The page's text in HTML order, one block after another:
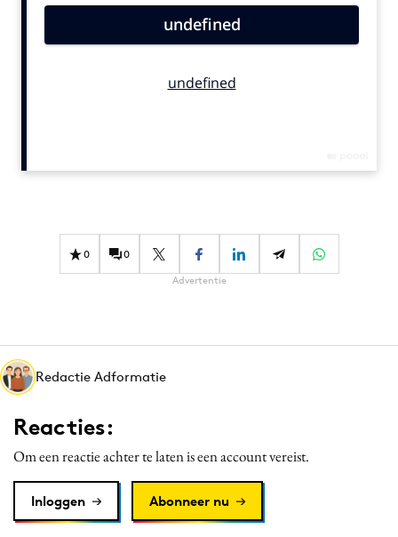
Carriere
Design
Diversiteit
Effectiviteit
Martech
Media
Merkstrategie
Purpose Marketing
Reputatie & crisis
0 0
Advertentie
Redactie Adformatie
Reacties:
Om een reactie achter te laten is een account vereist.
Inloggen Abonneer nu